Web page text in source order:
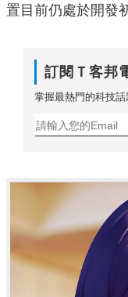
置目前仍處於開發
訂閱Ｔ客邦
掌握最熱門的科技